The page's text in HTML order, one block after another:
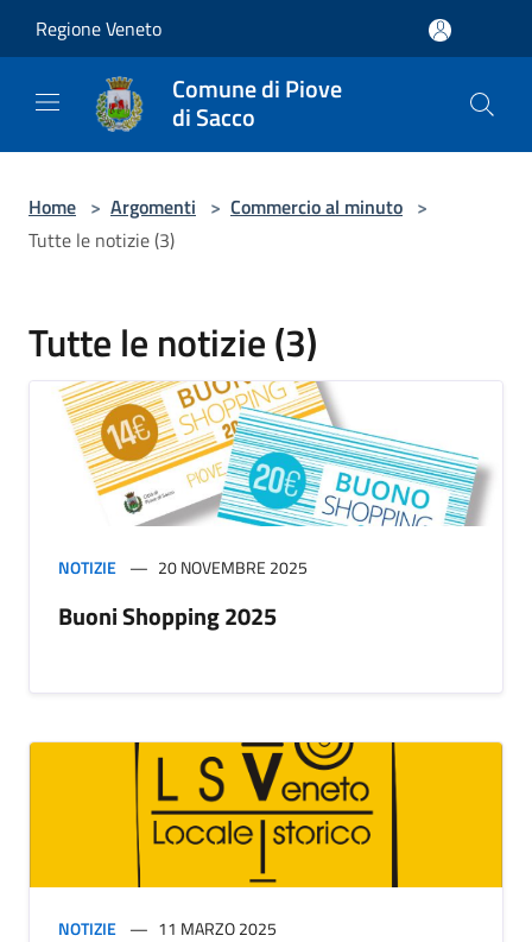
Regione Veneto
Comune di Piove
di Sacco
Home > Argomenti > Commercio al minuto >
Tutte le notizie (3)
Tutte le notizie (3)
NOTIZIE 20 NOVEMBRE 2025
Buoni Shopping 2025
NOTIZIE 11 MARZO 2025